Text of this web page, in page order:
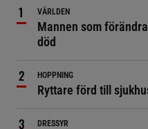
VÄRLDEN
Mannen som
död
HOPPNING
Ryttare förd till
DRESSYR